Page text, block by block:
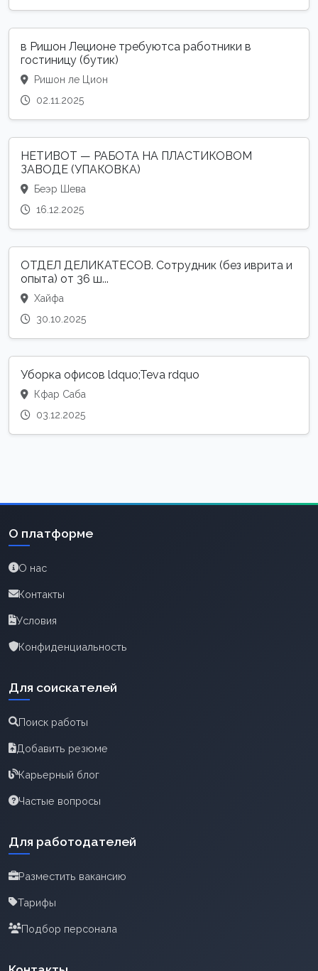
в Ришон Леционе требуютса работники в
гостиницу (бутик)
Ришон ле Цион
02.11.2025
НЕТИВОТ — РАБОТА НА ПЛАСТИКОВОМ
ЗАВОДЕ (УПАКОВКА)
Беэр Шева
16.12.2025
ОТДЕЛ ДЕЛИКАТЕСОВ. Сотрудник (без иврита и
опыта) от 36 ш...
Хайфа
30.10.2025
Уборка офисов ldquo;Teva rdquo
Кфар Саба
03.12.2025
О платформе
О нас
Контакты
Условия
Конфиденциальность
Для соискателей
Поиск работы
Добавить резюме
Карьерный блог
Частые вопросы
Для работодателей
Разместить вакансию
Тарифы
Подбор персонала